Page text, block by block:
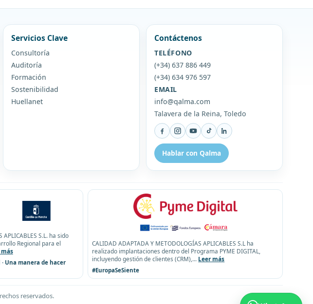
Servicios Clave
Consultoría
Auditoría
Formación
Sostenibilidad
Huellanet
Contáctenos
TELÉFONO
(+34) 637 886 449
(+34) 634 976 597
EMAIL
info@qalma.com
Talavera de la Reina, Toledo
Facebook
Instagram
YouTube
TikTokLinkedIn
Hablar con Qalma
APLICABLES S.L. ha sido
Regional para el
Una manera de hacer
CALIDAD ADAPTADA Y METODOLOGÍAS APLICABLES S.L ha
realizado implantaciones dentro del Programa PYME DIGITAL,
incluyendo gestión de clientes (CRM), ... Leer más
#EuropaSeSiente
reservados.